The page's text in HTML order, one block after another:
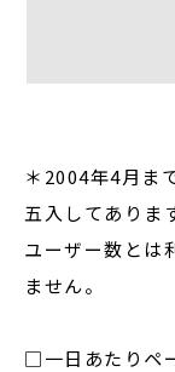
＊2004年4月ま
五入してありま
ユーザー数とは
ません。
□一日あたりペ